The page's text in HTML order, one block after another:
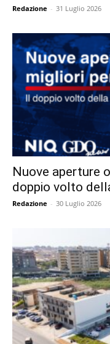
Redazione - 31 Luglio 2026
Nuove aperture
doppio volto
Redazione - 30 Luglio 2026